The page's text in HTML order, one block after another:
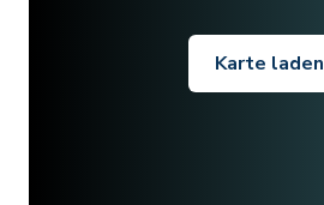
Karte laden